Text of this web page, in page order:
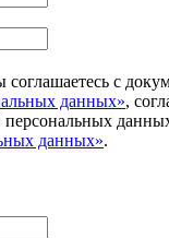
соглашаетесь с
данных»,
данных».